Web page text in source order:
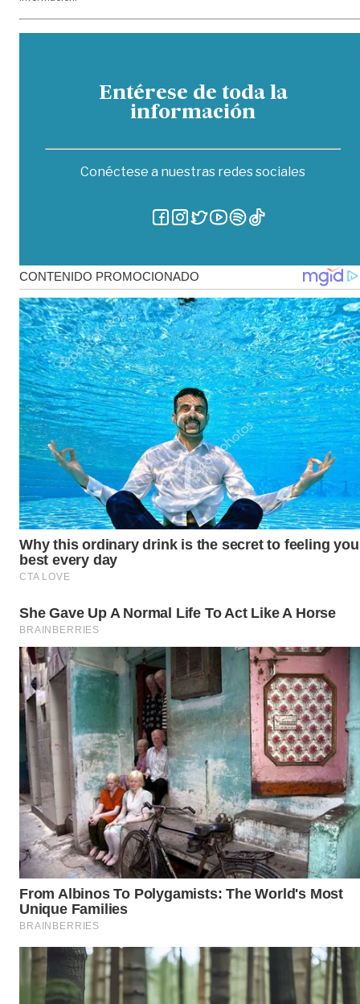
Entérese de toda la
información
Conéctese a nuestras redes sociales